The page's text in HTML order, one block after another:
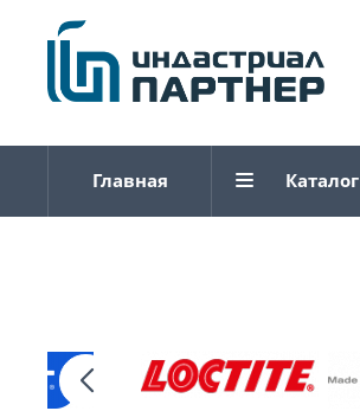
Главная Каталог